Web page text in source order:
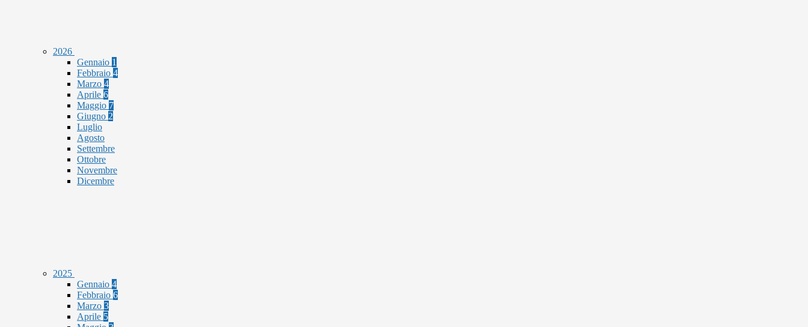
2026
Gennaio 1
Febbraio 4
Marzo 4
Aprile 6
Maggio 7
Giugno 2
Luglio
Agosto
Settembre
Ottobre
Novembre
Dicembre
2025
Gennaio 4
Febbraio 6
Marzo 3
Aprile 5